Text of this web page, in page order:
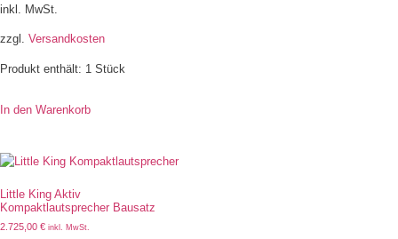
inkl. MwSt.
zzgl. Versandkosten
Produkt enthält: 1 Stück
In den Warenkorb
Little King Aktiv
Kompaktlautsprecher Bausatz
2.725,00 € inkl. MwSt.